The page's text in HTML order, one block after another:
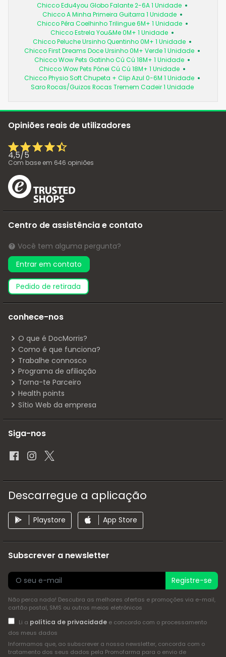
Chicco Edu4you Globo Falante 2-6A 1 Unidade
Chicco A Minha Primeira Guitarra 1 Unidade
Chicco Pêra Coelhinho Trilingue 6M+ 1 Unidade
Chicco Estrela You&Me 0M+ 1 Unidade
Chicco Peluche Ursinho Quentinho 0M+ 1 Unidade
Chicco First Dreams Doce Ursinho 0M+ Verde 1 Unidade
Chicco Wow Pets Gatinho Cú Cú 18M+ 1 Unidade
Chicco Wow Pets Pónei Cú Cú 18M+ 1 Unidade
Chicco Physio Soft Chupeta + Clip Azul 0-6M 1 Unidade
Saro Rocas/Guizos Rocas Tremem Cadeir 1 Unidade
Opiniões reais de utilizadores
4,5/5
Com base em 646 opiniões
Centro de assistência e contato
Você tem alguma pergunta?
Entrar em contato
pedido de retirada
conhece-nos
O que é DocMorris?
Como é que funciona?
Trabalhe connosco
Programa de afiliação
Torna-te Parceiro
Health points
Sítio Web da empresa
Siga-nos
Descarregue a aplicação
Playstore App Store
Subscrever a newsletter
Registre-se
Não perca nada! Descubra as melhores ofertas e promoções via e-mail,
cartão postal, SMS ou outros meios eletrónicos
Li a política de privacidadee concordo com o processamento
dos meus dados
Informamos que, ao subscrever a nossa newsletter, concorda com o
tratamento dos seus dados pela Promofarma para o envio de